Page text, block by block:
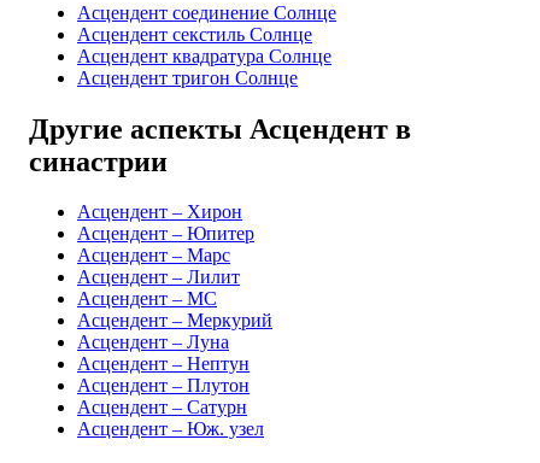
Асцендент соединение Солнце
Асцендент секстиль Солнце
Асцендент квадратура Солнце
Асцендент тригон Солнце
Другие аспекты Асцендент в
синастрии
Асцендент – Хирон
Асцендент – Юпитер
Асцендент – Марс
Асцендент – Лилит
Асцендент – MC
Асцендент – Меркурий
Асцендент – Луна
Асцендент – Нептун
Асцендент – Плутон
Асцендент – Сатурн
Асцендент – Юж. узел